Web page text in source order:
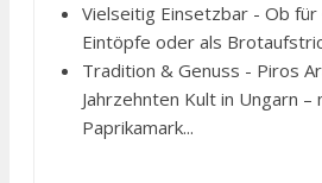
Vielseitig Einsetzbar - Ob für
Eintöpfe oder als
Tradition & Genuss - Piros
Jahrzehnten Kult in Ungarn –
Paprikamark...